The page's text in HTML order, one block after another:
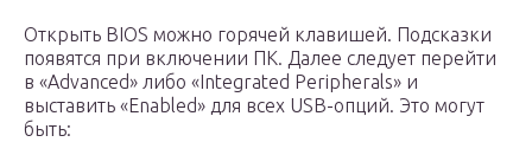
Открыть BIOS можно горячей клавишей. Подсказки
появятся при включении ПК. Далее следует перейти
в «Advanced» либо «Integrated Peripherals» и
выставить «Enabled» для всех USB-опций. Это могут
быть: